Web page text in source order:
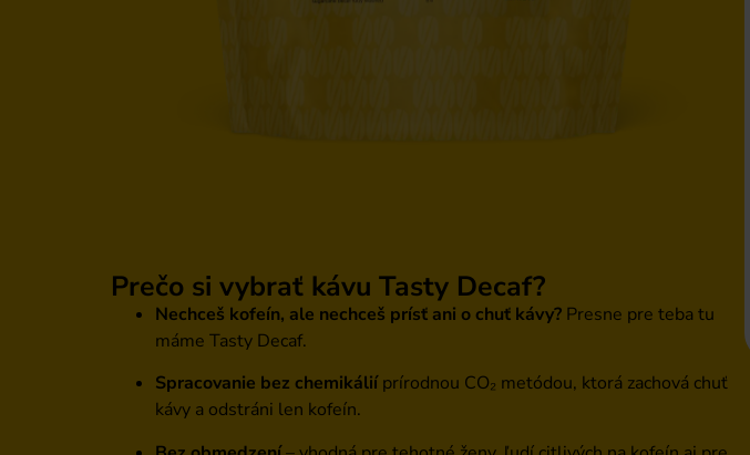
Prečo si vybrať kávu Tasty Decaf?
Nechceš kofeín, ale nechceš prísť ani o chuť kávy? Presne pre teba tu
máme Tasty Decaf.
Spracovanie bez chemikáliíprírodnou CO₂ metódou, ktorá zachová chuť
kávy a odstráni len kofeín.